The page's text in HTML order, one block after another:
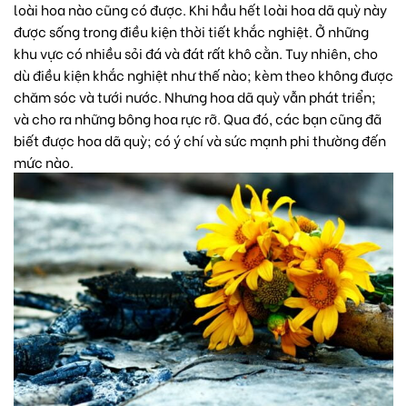
loài hoa nào cũng có được. Khi hầu hết loài hoa dã quỳ này
được sống trong điều kiện thời tiết khắc nghiệt. Ở những
khu vực có nhiều sỏi đá và đát rất khô cằn. Tuy nhiên, cho
dù điều kiện khắc nghiệt như thế nào; kèm theo không được
chăm sóc và tưới nước. Nhưng hoa dã quỳ vẫn phát triển;
và cho ra những bông hoa rực rỡ. Qua đó, các bạn cũng đã
biết được hoa dã quỳ; có ý chí và sức mạnh phi thường đến
mức nào.